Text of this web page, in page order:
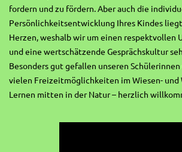
fordern und zu fördern. Aber auch die
Persönlichkeitsentwicklung Ihres Kindes liegt
Herzen, weshalb wir um einen respektvollen
und eine wertschätzende Gesprächskultur
Besonders gut gefallen unseren
vielen Freizeitmöglichkeiten im Wiesen- und
Lernen mitten in der Natur – herzlich